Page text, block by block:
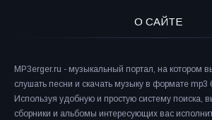
О САЙТЕ
MP3erger.ru - музыкальный портал, на котором
слушать песни и скачать музыку в формате mp3
Используя удобную и простую систему поиска,
сборники и альбомы интересующих вас